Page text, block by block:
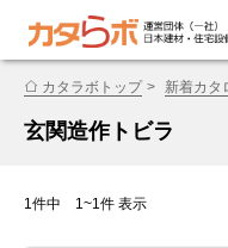
カタラボトップ 新着カ
玄関造作トビラ
1件中 1~1件 表示